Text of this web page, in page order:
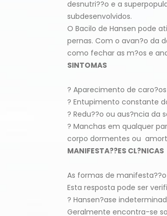
desnutri??o e a
subdesenvolvidos.
O Bacilo de Hansen pode
pernas. Com o avan?o da
como fechar as m?os e
SINTOMAS
? Aparecimento de
? Entupimento constante
? Redu??o ou aus?ncia da
? Manchas em qualquer
corpo dormentes ou
MANIFESTA??ES CL?NICAS
As formas de
Esta resposta pode ser
? Hansen?ase
Geralmente encontra-se